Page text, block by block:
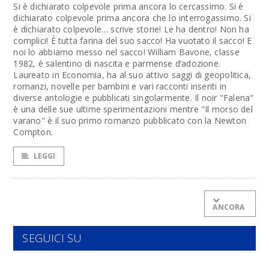
Si è dichiarato colpevole prima ancora lo cercassimo. Si è
dichiarato colpevole prima ancora che lo interrogassimo. Si
è dichiarato colpevole… scrive storie! Le ha dentro! Non ha
complici! È tutta farina del suo sacco! Ha vuotato il sacco! E
noi lo abbiamo messo nel sacco! William Bavone, classe
1982, è salentino di nascita e parmense d’adozione.
Laureato in Economia, ha al suo attivo saggi di geopolitica,
romanzi, novelle per bambini e vari racconti inseriti in
diverse antologie e pubblicati singolarmente. Il noir "Falena"
è una delle sue ultime sperimentazioni mentre "Il morso del
varano" è il suo primo romanzo pubblicato con la Newton
Compton.
LEGGI
ANCORA
SEGUICI SU